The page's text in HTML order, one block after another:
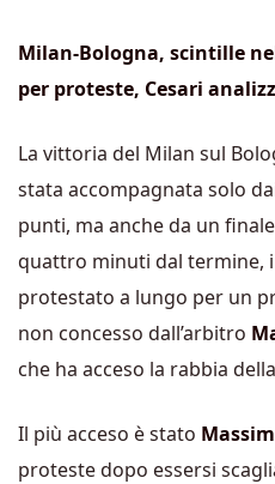
Milan-Bologna, scintille
per proteste, Cesari
La vittoria del Milan sul
stata accompagnata solo
punti, ma anche da un
quattro minuti dal termine,
protestato a lungo per un
non concesso dall’arbitro
che ha acceso la rabbia
Il più acceso è stato
proteste dopo essersi